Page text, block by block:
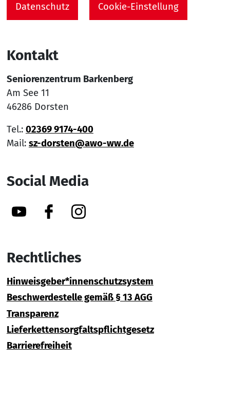
Datenschutz Cookie-Einstellung
Kontakt
Seniorenzentrum Barkenberg
Am See 11
46286 Dorsten
Tel.: 02369 9174-400
Mail: sz-dorsten@awo-ww.de
Social Media
YouTube FacebookInstagram
Rechtliches
Hinweisgeber*innenschutzsystem
Beschwerdestelle gemäß § 13 AGG
Transparenz
Lieferkettensorgfaltspflichtgesetz
Barrierefreiheit